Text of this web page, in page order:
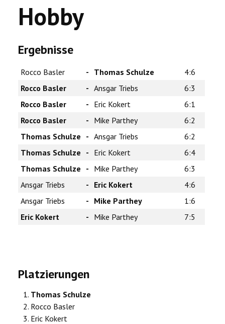
Hobby
Ergebnisse
Rocco Basler - Thomas Schulze
4:6
Rocco Basler
- Ansgar Triebs
6:3
Rocco Basler
- Eric Kokert
6:1
Rocco Basler
- Mike Parthey
6:2
Thomas Schulze - Ansgar Triebs
6:2
Thomas Schulze - Eric Kokert
6:4
Thomas Schulze - Mike Parthey
6:3
Ansgar Triebs
- Eric Kokert
4:6
Ansgar Triebs
- Mike Parthey
1:6
Eric Kokert
- Mike Parthey 7:5
Platzierungen
Thomas Schulze
Rocco Basler
Eric Kokert